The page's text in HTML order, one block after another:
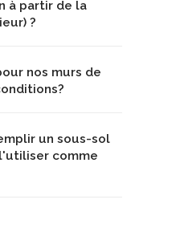
à partir de la
?
nos murs de
un sous-sol
comme